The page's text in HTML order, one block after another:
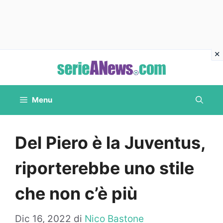
contenuto
Menu
Del Piero è la Juventus,
riporterebbe uno stile
che non c’è più
Dic 16, 2022 di Nico Bastone